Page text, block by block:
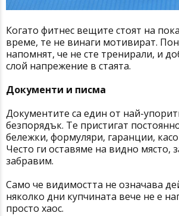
Когато фитнес вещите стоят на
време, те не винаги мотивират.
напомнят, че не сте тренирали, и
слой напрежение в стаята.
Документи и писма
Документите са един от най-
безпорядък. Те пристигат
бележки, формуляри, гаранции,
Често ги оставяме на видно място,
забравим.
Само че видимостта не означава
няколко дни купчината вече не е
просто хаос.